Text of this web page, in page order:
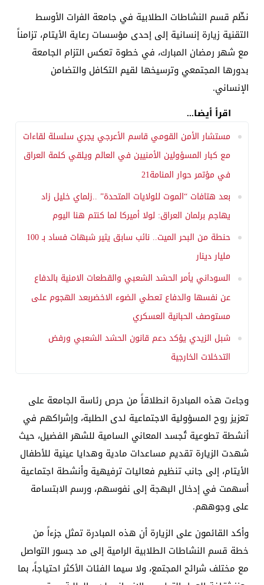
نظّم قسم النشاطات الطلابية في جامعة الفرات الأوسط
التقنية زيارة إنسانية إلى إحدى مؤسسات رعاية الأيتام، تزامناً
مع شهر رمضان المبارك، في خطوة تعكس التزام الجامعة
بدورها المجتمعي وترسيخها لقيم التكافل والتضامن
الإنساني.
اقرأ أيضا...
مستشار الأمن القومي قاسم الأعرجي يجري سلسلة لقاءات
مع كبار المسؤولين الأمنيين في العالم ويلقي كلمة العراق
في مؤتمر حوار المنامة21
بعد هتافات “الموت للولايات المتحدة” ..زلماي خليل زاد
يهاجم برلمان العراق: لولا أميركا لما كنتم هنا اليوم
حنطة من البحر الميت.. نائب سابق يثير شبهات فساد بـ 100
مليار دينار
السوداني يأمر الحشد الشعبي والقطعات الامنية بالدفاع
عن نفسها والدفاع تعطي الضوء الاخضربعد الهجوم على
مستوصف الحبانية العسكري
شبل الزيدي يؤكد دعم قانون الحشد الشعبي ورفض
التدخلات الخارجية
وجاءت هذه المبادرة انطلاقاً من حرص رئاسة الجامعة على
تعزيز روح المسؤولية الاجتماعية لدى الطلبة، وإشراكهم في
أنشطة تطوعية تُجسد المعاني السامية للشهر الفضيل، حيث
شهدت الزيارة تقديم مساعدات مادية وهدايا عينية للأطفال
الأيتام، إلى جانب تنظيم فعاليات ترفيهية وأنشطة اجتماعية
أسهمت في إدخال البهجة إلى نفوسهم، ورسم الابتسامة
على وجوههم.
وأكد القائمون على الزيارة أن هذه المبادرة تمثل جزءاً من
خطة قسم النشاطات الطلابية الرامية إلى مد جسور التواصل
مع مختلف شرائح المجتمع، ولا سيما الفئات الأكثر احتياجاً، بما